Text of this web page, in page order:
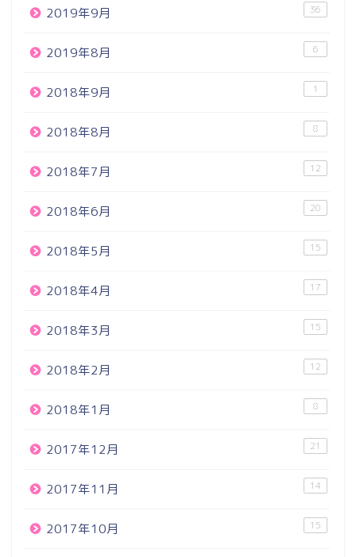
2019年9月 36
2019年8月 6
2018年9月 1
2018年8月 8
2018年7月 12
2018年6月 20
2018年5月 15
2018年4月 17
2018年3月 15
2018年2月 12
2018年1月 8
2017年12月 21
2017年11月 14
2017年10月 15